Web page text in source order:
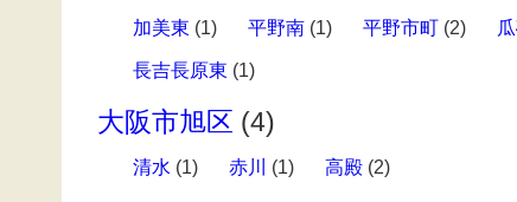
加美東 (1) 平野南 (1) 平野市町 (2)
長吉長原東 (1)
大阪市旭区 (4)
清水 (1) 赤川 (1) 高殿 (2)